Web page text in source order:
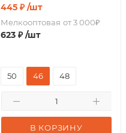
445₽ /шт
Мелкооптовая от 3 000₽
623₽ /шт
В КОРЗИНУ
50 46 48